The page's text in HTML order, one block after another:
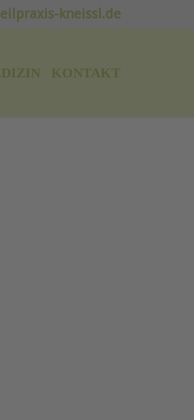
kneissl.de
KONTAKT